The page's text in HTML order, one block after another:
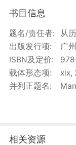
书目信息
题名/责任者:
从
出版发行项:
广
ISBN及定价:
载体形态项:
xix,
并列正题名:
相关资源